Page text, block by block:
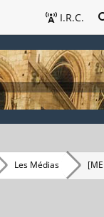
I.R.C.
Les Médias